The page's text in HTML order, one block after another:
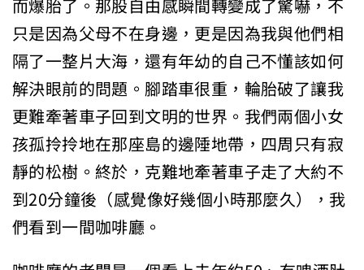
只是因為父母不在身邊，更是因為我與他們相
隔了一整片大海，還有年幼的自己不懂該如何
解決眼前的問題。腳踏車很重，輪胎破了讓我
更難牽著車子回到文明的世界。我們兩個小女
孩孤拎拎地在那座島的邊陲地帶，四周只有寂
靜的松樹。終於，克難地牽著車子走了大約不
到20分鐘後（感覺像好幾個小時那麼久），我
們看到一間咖啡廳。